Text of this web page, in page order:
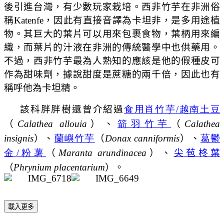
後引進台灣，有少數玩家栽培。 西非竹芋在非洲俗
稱Katenfe，因此有直接音譯為卡坦非，是多用途植
物。其巨大的葉片可以用來包裹食物，葉柄用來編
織，而葉片的汁液在非洲的傳統醫學中也供藥用。
不過，西非竹芋最為人熟知的應該是他的假種皮可
作為甜味劑，據說甜度是蔗糖的兩千倍，因此也有
稱呼他為卡坦精。
該科胖胖樹還曾介紹過食用肖竹芋/越南土豆
（ Calathea allouia ）、箭羽竹芋 （ Calathea
insignis）、 蘭嶼竹芋 （Donax canniformis）、 葛鬱
金 /粉薯 （ Maranta arundinacea ）、 尖苞柊葉
（Phrynium placentarium）。
載入更多